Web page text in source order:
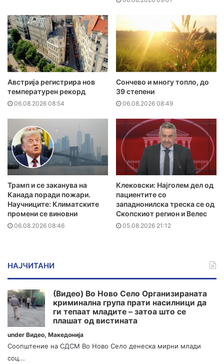
Австрија регистрира нов
температурен рекорд
06.08.2026 08:54
Сончево и многу топло, до
39 степени
06.08.2026 08:49
Трамп и се заканува на
Канада поради пожари.
Научниците: Климатските
промени се виновни
06.08.2026 08:46
Клековски: Најголем дел од
пациентите сo
западнонилска треска се од
Скопскиот регион и Велес
05.08.2026 21:12
НАЈЧИТАНИ
(Видео) Во Ново Село Организираната
криминална група прати насилници да
ги тепаат младите – затоа што се
плашат од вистината
under Видео, Македонија
Соопштение на СДСМ Во Ново Село денеска мирни млади
соц...